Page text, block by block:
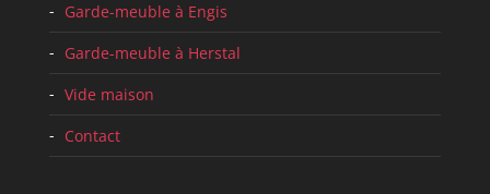
Garde-meuble à Engis
Garde-meuble à Herstal
Vide maison
Contact